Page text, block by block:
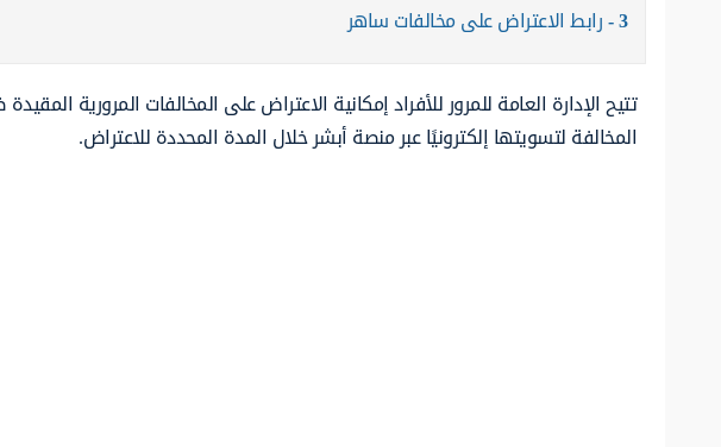
3 رابط الاعتراض على مخالفات ساهر
تتيح الإدارة العامة للمرور للأفراد إمكانية الاعتراض على المخالفات المرورية
المخالفة لتسويتها إلكترونيًا عبر منصة أبشر خلال المدة المحددة للاعتراض.